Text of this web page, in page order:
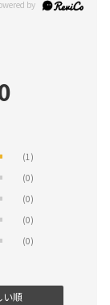
(1)
(0)
(0)
(0)
(0)
い順